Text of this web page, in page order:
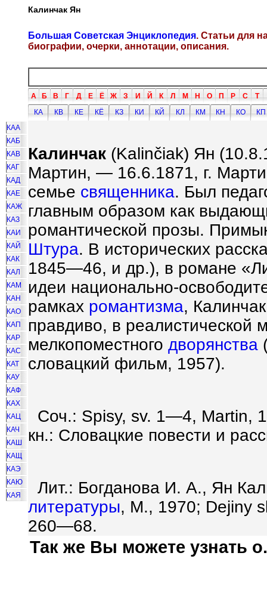
Калинчак Ян
Большая Советская Энциклопедия. Статьи для
биографии, очерки, аннотации, описания.
А Б В Г Д Е Ё Ж З И Й К Л М Н О П Р С Т
КА
КВ КЕ КЁ КЗ КИ КЙ КЛ КМ КН КО
КП
КАА
КАБ
КАВ
КАГ
КАД
КАЕ
КАЖ
КАЗ
КАИ
КАЙ
КАК
КАЛ
КАМ
КАН
КАО
КАП
КАР
КАС
КАТ
КАУ
КАФ
КАХ
КАЦ
КАЧ
КАШ
КАЩ
КАЭ
КАЮ
КАЯ
Калинчак (Kalinčiak) Ян
Мартин, — 16.6.1871, г.
семье священника. Был
главным образом как
романтической прозы.
Штура. В исторических
1845—46, и др.), в романе
идеи национально-
рамках романтизма,
правдиво, в реалистической
мелкопоместного дворянства
словацкий фильм, 1957).
Соч.: Spisy, sv. 1—4,
кн.: Словацкие повести и
Лит.: Богданова И. А., Ян
литературы, М., 1970; Dejiny
260—68.
Так же Вы можете узнать